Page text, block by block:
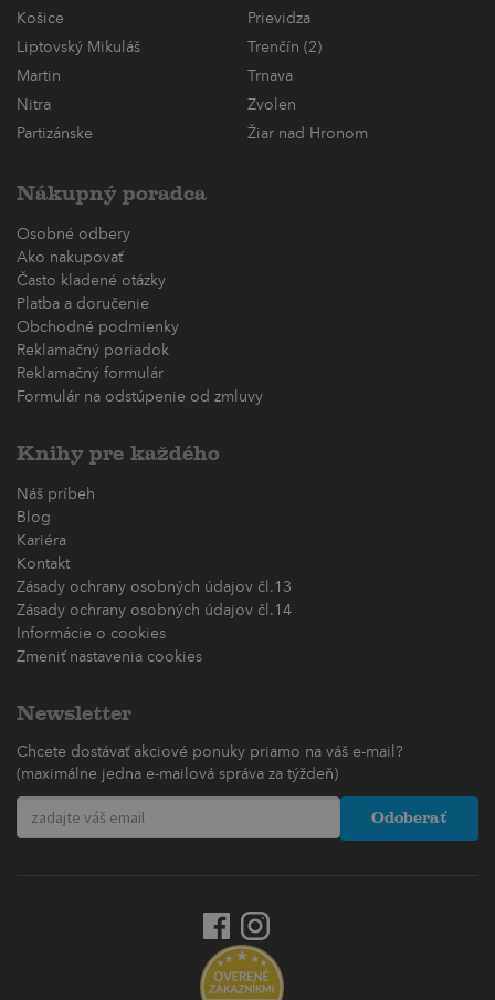
Košice
Prievidza
Liptovský Mikuláš
Trenčín (2)
Martin
Trnava
Nitra
Zvolen
Partizánske
Žiar nad Hronom
Nákupný poradca
Osobné odbery
Ako nakupovať
Často kladené otázky
Platba a doručenie
Obchodné podmienky
Reklamačný poriadok
Reklamačný formulár
Formulár na odstúpenie od zmluvy
Knihy pre každého
Náš príbeh
Blog
Kariéra
Kontakt
Zásady ochrany osobných údajov čl.13
Zásady ochrany osobných údajov čl.14
Informácie o cookies
Zmeniť nastavenia cookies
Newsletter
Chcete dostávať akciové ponuky priamo na váš e-mail?
(maximálne jedna e-mailová správa za týždeň)
Odoberať